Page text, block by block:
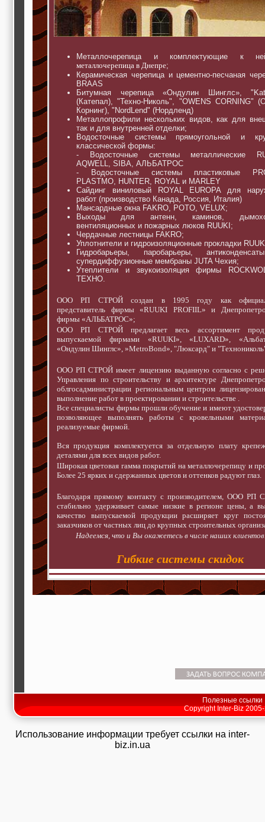
Металлочерепица и комплектующие к
металлочерепица в Днепре;
Керамическая черепица и цементно-песчаная
BRAAS
Битумная черепица «Ондулин Шинглс»,
(Катепал), "Техно-Николь", "OWENS CORNING"
Корнинг), "NordLend" (Нордленд)
Металлопрофили нескольких видов, как для
так и для внутренней отделки;
Водосточные системы прямоугольной и
классической формы:
- Водосточные системы металлические
AQWELL, SIBA, АЛЬБАТРОС
- Водосточные системы пластиковые
PLASTMO, HUNTER, ROYAL и MARLEY
Сайдинг виниловый ROYAL EUROPA для
работ (производство Канада, Россия, Италия)
Мансардные окна FAKRO, POTO, VELUX;
Выходы для антенн, каминов,
вентиляционных и пожарных люков RUUKI;
Чердачные лестницы FAKRO;
Уплотнители и гидроизоляционные прокладки
Гидробарьеры, паробарьеры,
супердиффузионные мембраны JUTA Чехия;
Утеплители и звукоизоляция фирмы
ТЕХНО.
ООО РП СТРОЙ создан в 1995 году как
представитель фирмы «RUUKI PROFIIL» и
фирмы «АЛЬБАТРОС»;
ООО РП СТРОЙ предлагает весь ассортимент
выпускаемой фирмами «RUUKI», «LUXARD»,
«Ондулин Шинглс», »MetroBond», "Люксард" и
ООО РП СТРОЙ имеет лицензию выданную согласно с
Управления по строительству и архитектуре
облгосадминистрации региональным центром
выполнение работ в проектировании и строительстве .
Все специалисты фирмы прошли обучение и имеют
позволяющее выполнять работы с кровельными
реализуемые фирмой.
Вся продукция комплектуется за отдельную плату
деталями для всех видов работ.
Широкая цветовая гамма покрытий на металлочерепицу и
Более 25 ярких и сдержанных цветов и оттенков радуют глаз.
Благодаря прямому контакту с производителем, ООО РП
стабильно удерживает самые низкие в регионе цены, а
качество выпускаемой продукции расширяет круг
заказчиков от частных лиц до крупных строительных
Надеемся, что и Вы окажетесь в числе наших
Гибкие системы скидок
Полезные ссылки
Copyright Inter-Biz
Использование информации требует ссылки на inter-
biz.in.ua